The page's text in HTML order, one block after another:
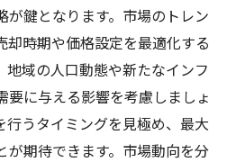
が鍵となります。市場のトレン
却時期や価格設定を最適化する
地域の人口動態や新たなインフ
要に与える影響を考慮しましょ
行うタイミングを見極め、最大
が期待できます。市場動向を分